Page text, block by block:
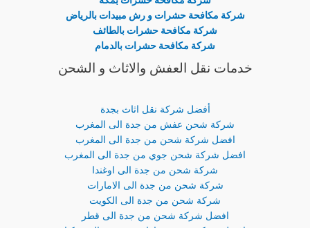
شركة مكافحة حشرات و رش مبيدات بالرياض
شركة مكافحة حشرات بالطائف
شركة مكافحة حشرات بالدمام
خدمات نقل العفش والاثاث و الشحن
أفضل شركة نقل اثاث بجدة
شركة شحن عفش من جدة الى المغرب
افضل شركة شحن من جدة الى المغرب
افضل شركة شحن جوي من جدة الى المغرب
شركة شحن من جدة الى اوغندا
شركة شحن من جدة الى الامارات
شركة شحن من جدة الى الكويت
افضل شركة شحن من جدة الى قطر